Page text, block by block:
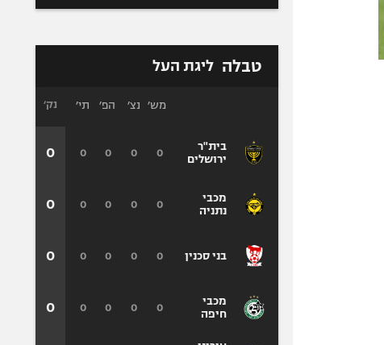
טבלה ליגת העל
בית"ר
ירושלים
מכבי
נתניה
בני סכנין
מכבי
חיפה
מש׳ נצ׳ הפ׳ תי׳
0
0
0
0
0
0
0
0
0
0
0
0
0
0
0
0
נק׳
0
0
0
0